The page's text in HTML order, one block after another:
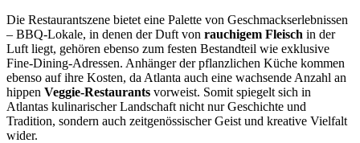
Die Restaurantszene bietet eine Palette von Geschmackserlebnissen
– BBQ-Lokale, in denen der Duft von rauchigem Fleisch in der
Luft liegt, gehören ebenso zum festen Bestandteil wie exklusive
Fine-Dining-Adressen. Anhänger der pflanzlichen Küche kommen
ebenso auf ihre Kosten, da Atlanta auch eine wachsende Anzahl an
hippen Veggie-Restaurants vorweist. Somit spiegelt sich in
Atlantas kulinarischer Landschaft nicht nur Geschichte und
Tradition, sondern auch zeitgenössischer Geist und kreative Vielfalt
wider.